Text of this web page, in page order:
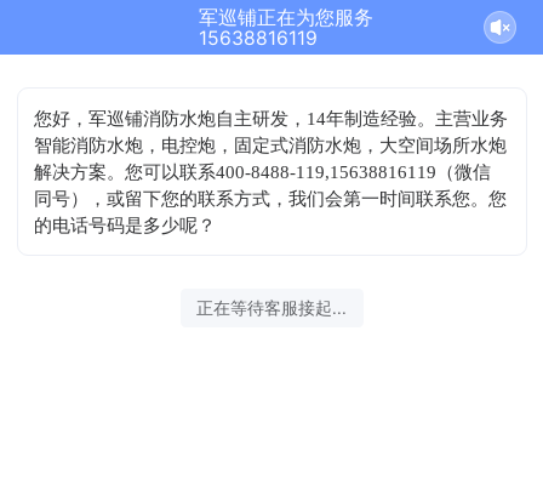
军巡铺正在为您服务
15638816119
您好，军巡铺消防水炮自主研发，14年制造经验。主营业务
智能消防水炮，电控炮，固定式消防水炮，大空间场所水炮
解决方案。您可以联系400-8488-119,15638816119（微信
同号），或留下您的联系方式，我们会第一时间联系您。您
的电话号码是多少呢？
正在等待客服接起...